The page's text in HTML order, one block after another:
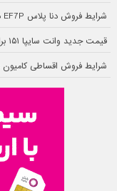
شرایط فروش دنا پلاس EF7P در مرداد 1405 اعلام شد
قیمت جدید وانت سایپا ۱۵۱ برای مصرف‌کننده در مرداد ۱۴۰۵ اعلام شد
شرایط فروش اقساطی کامیون ۱۹۳۰ ایران خودرو دیزل در مرداد ۱۴۰۵